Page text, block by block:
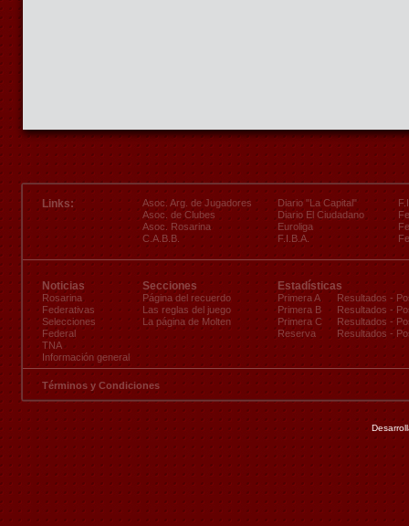
Links:
Asoc. Arg. de Jugadores
Asoc. de Clubes
Asoc. Rosarina
C.A.B.B.
Diario "La Capital"
Diario El Ciudadano
Euroliga
F.I.B.A.
Noticias
Rosarina
Federativas
Selecciones
Federal
TNA
Información general
Secciones
Página del recuerdo
Las reglas del juego
La página de Molten
Estadísticas
Primera A
Primera B
Primera C
Reserva
Resultados -
Resultados -
Resultados -
Resultados -
Términos y Condiciones